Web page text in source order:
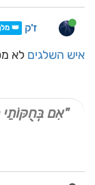
ז'ק 👑
איש השלגים לא
"אִם